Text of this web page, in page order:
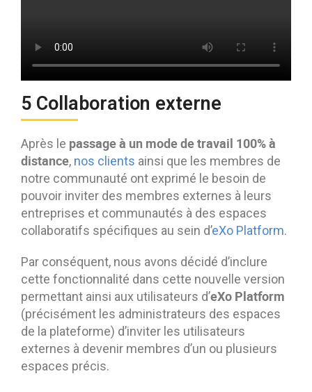
5 Collaboration externe
Après le passage à un mode de travail 100% à
distance, nos clients ainsi que les membres de
notre communauté ont exprimé le besoin de
pouvoir inviter des membres externes à leurs
entreprises et communautés à des espaces
collaboratifs spécifiques au sein d’eXo Platform.
Par conséquent, nous avons décidé d’inclure
cette fonctionnalité dans cette nouvelle version
permettant ainsi aux utilisateurs d’eXo Platform
(précisément les administrateurs des espaces
de la plateforme) d’inviter les utilisateurs
externes à devenir membres d’un ou plusieurs
espaces précis.